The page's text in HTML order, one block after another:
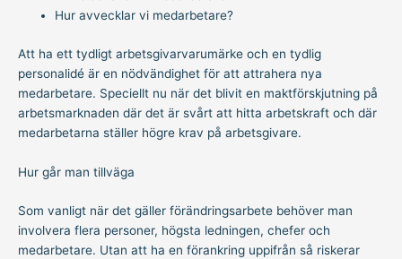
Hur avvecklar vi medarbetare?
Att ha ett tydligt arbetsgivarvarumärke och en tydlig
personalidé är en nödvändighet för att attrahera nya
medarbetare. Speciellt nu när det blivit en maktförskjutning på
arbetsmarknaden där det är svårt att hitta arbetskraft och där
medarbetarna ställer högre krav på arbetsgivare.
Hur går man tillväga
Som vanligt när det gäller förändringsarbete behöver man
involvera flera personer, högsta ledningen, chefer och
medarbetare. Utan att ha en förankring uppifrån så riskerar